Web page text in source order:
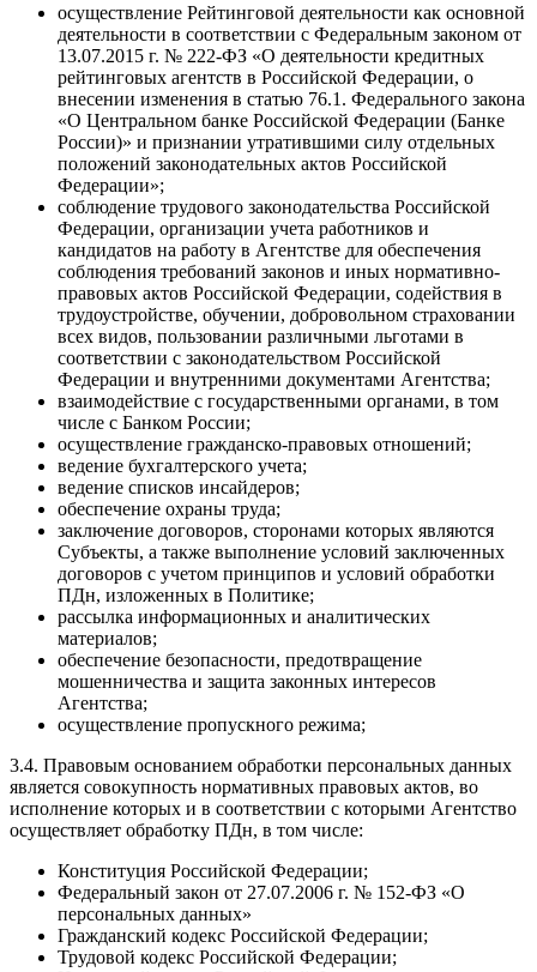
осуществление Рейтинговой деятельности как основной
деятельности в соответствии с Федеральным законом от
13.07.2015 г. № 222-ФЗ «О деятельности кредитных
рейтинговых агентств в Российской Федерации, о
внесении изменения в статью 76.1. Федерального закона
«О Центральном банке Российской Федерации (Банке
России)» и признании утратившими силу отдельных
положений законодательных актов Российской
Федерации»;
соблюдение трудового законодательства Российской
Федерации, организации учета работников и
кандидатов на работу в Агентстве для обеспечения
соблюдения требований законов и иных нормативно-
правовых актов Российской Федерации, содействия в
трудоустройстве, обучении, добровольном страховании
всех видов, пользовании различными льготами в
соответствии с законодательством Российской
Федерации и внутренними документами Агентства;
взаимодействие с государственными органами, в том
числе с Банком России;
осуществление гражданско-правовых отношений;
ведение бухгалтерского учета;
ведение списков инсайдеров;
обеспечение охраны труда;
заключение договоров, сторонами которых являются
Субъекты, а также выполнение условий заключенных
договоров с учетом принципов и условий обработки
ПДн, изложенных в Политике;
рассылка информационных и аналитических
материалов;
обеспечение безопасности, предотвращение
мошенничества и защита законных интересов
Агентства;
осуществление пропускного режима;
3.4. Правовым основанием обработки персональных данных
является совокупность нормативных правовых актов, во
исполнение которых и в соответствии с которыми Агентство
осуществляет обработку ПДн, в том числе:
Конституция Российской Федерации;
Федеральный закон от 27.07.2006 г. № 152-ФЗ «О
персональных данных»
Гражданский кодекс Российской Федерации;
Трудовой кодекс Российской Федерации;